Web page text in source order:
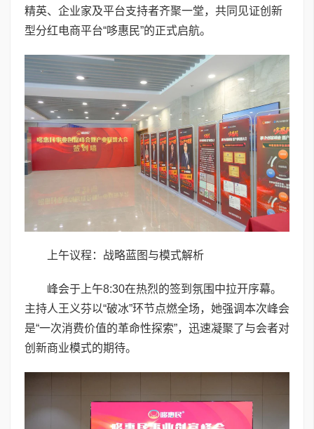
精英、企业家及平台支持者齐聚一堂，共同见证创新
型分红电商平台“哆惠民”的正式启航。
上午议程：战略蓝图与模式解析
峰会于上午8:30在热烈的签到氛围中拉开序幕。
主持人王义芬以“破冰”环节点燃全场，她强调本次峰会
是“一次消费价值的革命性探索”，迅速凝聚了与会者对
创新商业模式的期待。